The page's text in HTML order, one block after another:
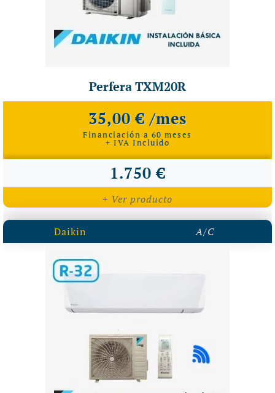
Perfera TXM20R
35,00 € /mes
Financiación a 60 meses
+ IVA Incluido
1.750 €
+ Ver producto
Daikin A/C